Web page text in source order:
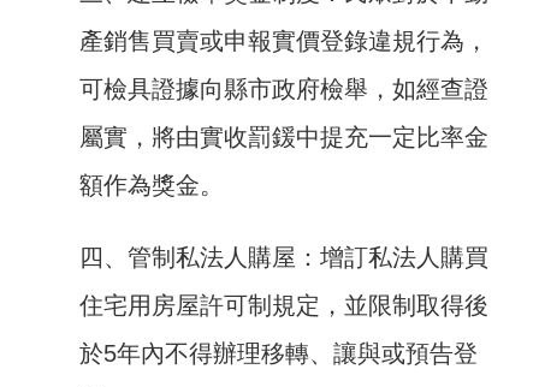
產銷售買賣或申報實價登錄違規行為，
可檢具證據向縣市政府檢舉，如經查證
屬實，將由實收罰鍰中提充一定比率金
額作為獎金。
四、管制私法人購屋：增訂私法人購買
住宅用房屋許可制規定，並限制取得後
於5年內不得辦理移轉、讓與或預告登